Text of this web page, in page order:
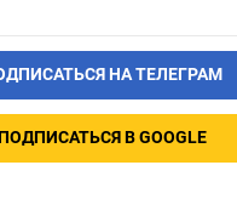
НА ТЕЛЕГРАМ
В GOOGLE